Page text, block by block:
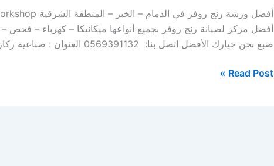
أفضل مركز لصيانة رنج روفر بجميع أنواعها ميكانيكا – كهرباء –
صبغ نحن خيارك الأفضل اتصل بنا: 0569391132 العنوان : صناعية ركاز […]
روفر
في
الدمام
الخبر
Read Post »